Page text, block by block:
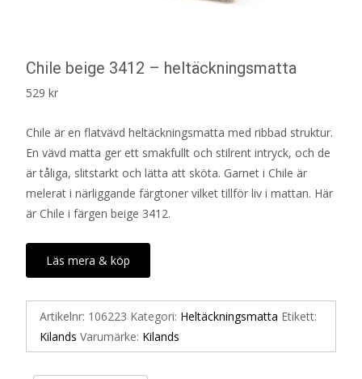
Chile beige 3412 – heltäckningsmatta
529 kr
Chile är en flatvävd heltäckningsmatta med ribbad struktur.
En vävd matta ger ett smakfullt och stilrent intryck, och de
är tåliga, slitstarkt och lätta att sköta. Garnet i Chile är
melerat i närliggande färgtoner vilket tillför liv i mattan. Här
är Chile i färgen beige 3412.
Läs mera & köp
Artikelnr: 106223 Kategori: Heltäckningsmatta Etikett:
Kilands Varumärke: Kilands